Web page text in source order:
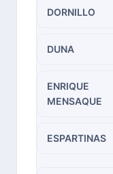
DORNILLO
DUNA
ENRIQUE
MENSAQUE
ESPARTINAS